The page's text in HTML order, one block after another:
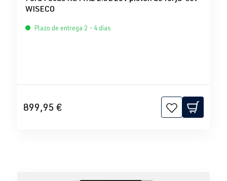
WISECO
Plazo de entrega 2 - 4 días
899,95 €